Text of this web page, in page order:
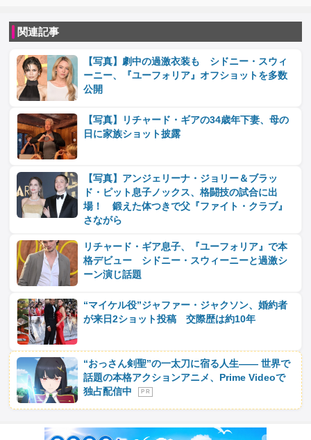
関連記事
【写真】劇中の過激衣装も シドニー・スウィ
ーニー、『ユーフォリア』オフショットを多数
公開
【写真】リチャード・ギアの34歳年下妻、母の
日に家族ショット披露
【写真】アンジェリーナ・ジョリー＆ブラッ
ド・ピット息子ノックス、格闘技の試合に出
場！ 鍛えた体つきで父『ファイト・クラブ』
さながら
リチャード・ギア息子、『ユーフォリア』で本
格デビュー シドニー・スウィーニーと過激シ
ーン演じ話題
“マイケル役”ジャファー・ジャクソン、婚約者
が来日2ショット投稿 交際歴は約10年
“おっさん剣聖”の一太刀に宿る人生―― 世界で
話題の本格アクションアニメ、Prime Videoで
独占配信中
P R